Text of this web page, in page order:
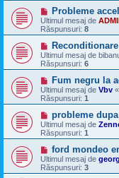
Probleme
Ultimul mesaj de
Răspunsuri: 8
Ultimul mesaj de
Răspunsuri: 6
Fum negru la
Ultimul mesaj de Vbv «
Răspunsuri: 1
probleme
Ultimul mesaj de
Răspunsuri: 1
ford mondeo
Ultimul mesaj de
Răspunsuri: 3